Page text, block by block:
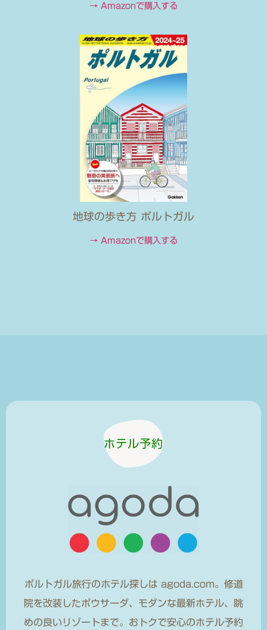
→ Amazonで購入する
地球の歩き方 ポルトガル
→ Amazonで購入する
ホテル予約
ポルトガル旅行のホテル探しは agoda.com。修道
院を改装したポウサーダ、モダンな最新ホテル、眺
めの良いリゾートまで。おトクで安心のホテル予約